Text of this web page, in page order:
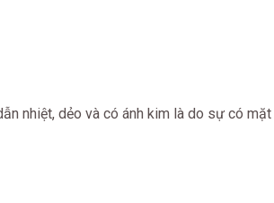
nhiệt, dẻo và có ánh kim là do sự có